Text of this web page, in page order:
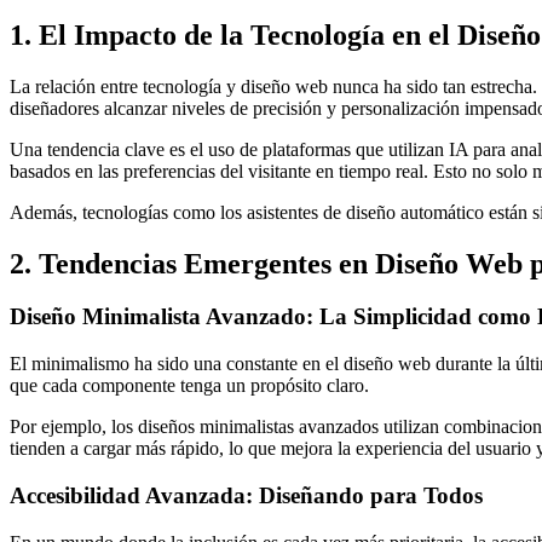
1. El Impacto de la Tecnología en el
La relación entre tecnología y diseño web nunca ha sido tan
diseñadores alcanzar niveles de precisión y personalización
Una tendencia clave es el uso de plataformas que utilizan IA para
basados en las preferencias del visitante en tiempo real. Esto no
Además, tecnologías como los asistentes de diseño automático
2. Tendencias Emergentes en Diseño Web
Diseño Minimalista Avanzado: La Simplicidad como
El minimalismo ha sido una constante en el diseño web durante la
que cada componente tenga un propósito claro.
Por ejemplo, los diseños minimalistas avanzados utilizan
tienden a cargar más rápido, lo que mejora la experiencia del usuario
Accesibilidad Avanzada: Diseñando para Todos